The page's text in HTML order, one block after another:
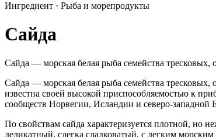
Ингредиент · Рыба и морепродукты
Сайда
Сайда — морская белая рыба семейства
Сайда — морская белая рыба семейства
известна своей высокой приспособляемостью к
сообществ Норвегии, Исландии и северо-западной
По свойствам сайда характеризуется плотной,
деликатный, слегка сладковатый, с легким